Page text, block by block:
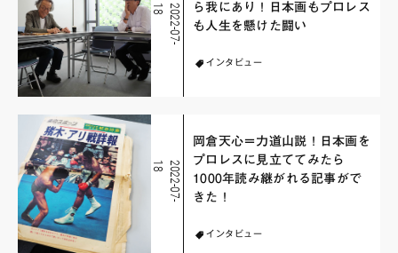
2
0
2
2
-
0
7
-
1
8
ら我にあり！日本画もプロレス
も人生を懸けた闘い
インタビュー
2
0
2
2
-
0
7
-
1
8
岡倉天心＝力道山説！日本画を
プロレスに見立ててみたら
1000年読み継がれる記事がで
きた！
インタビュー